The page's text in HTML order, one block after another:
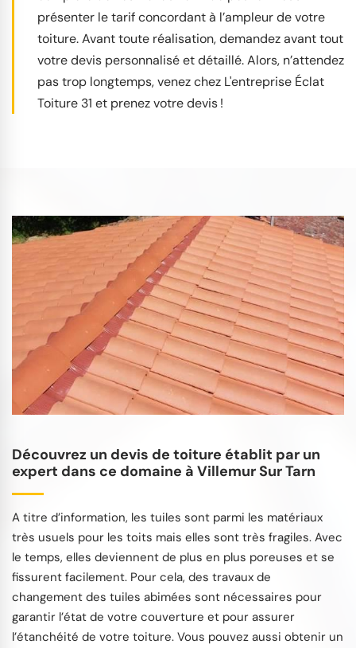
présenter le tarif concordant à l’ampleur de votre
toiture. Avant toute réalisation, demandez avant tout
votre devis personnalisé et détaillé. Alors, n’attendez
pas trop longtemps, venez chez L'entreprise Éclat
Toiture 31 et prenez votre devis !
Découvrez un devis de toiture établit par un
expert dans ce domaine à Villemur Sur Tarn
A titre d’information, les tuiles sont parmi les matériaux
très usuels pour les toits mais elles sont très fragiles. Avec
le temps, elles deviennent de plus en plus poreuses et se
fissurent facilement. Pour cela, des travaux de
changement des tuiles abimées sont nécessaires pour
garantir l’état de votre couverture et pour assurer
l’étanchéité de votre toiture. Vous pouvez aussi obtenir un